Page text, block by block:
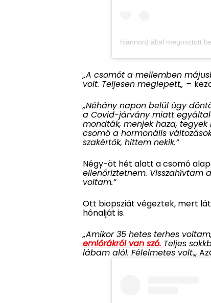
hiannon) által megosztott
„A csomót a mellemben
volt. Teljesen meglepett„ –
„Néhány napon belül úgy
a Covid-járvány miatt
mondták, menjek haza,
csomó a hormonális
szakértők, hittem nekik.”
Négy-öt hét alatt a csomó
ellenőriztetnem. Visszahívtam
voltam.”
Ott biopsziát végeztek, mert
hónalját is.
„Amikor 35 hetes terhes
emlőrákról van szó. Teljes
lábam alól. Félelmetes volt.„